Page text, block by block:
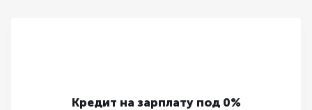
Кредит на зарплату под 0%